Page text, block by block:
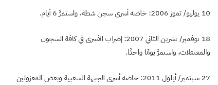
10 يوليو/ تموز 2006: خاضه أسرى سجن شطة، واستمرَّ 6 أيام.
18 نوفمبر/ تشرين الثاني 2007: إضراب الأسرى في كافة السجون
والمعتقلات، واستمرَّ يومًا واحدًا.
27 سبتمبر/ أيلول 2011: خاضه أسرى الجبهة الشعبية وبعض المعزولين